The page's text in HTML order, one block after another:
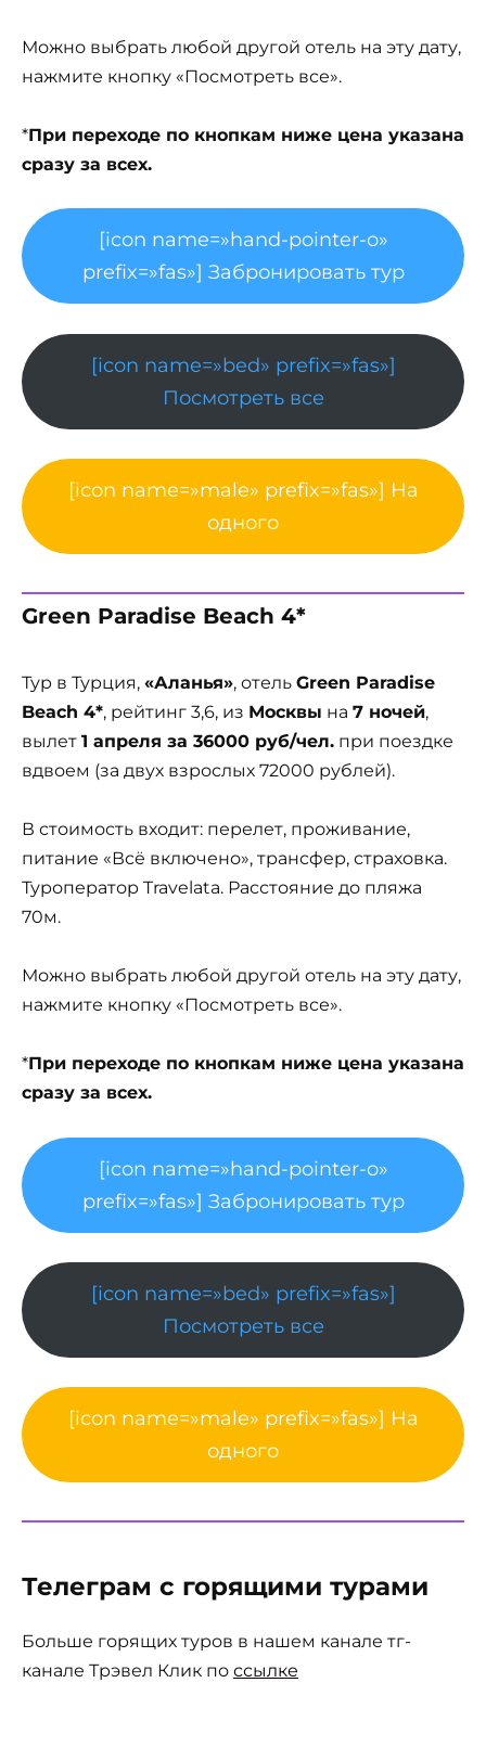
Можно выбрать любой другой отель на эту дату,
нажмите кнопку «Посмотреть все».
*При переходе по кнопкам ниже цена указана
сразу за всех.
[icon name=»hand-pointer-o»
prefix=»fas»] Забронировать тур
[icon name=»bed» prefix=»fas»]
Посмотреть все
[icon name=»male» prefix=»fas»] На
одного
Green Paradise Beach 4*
Тур в Турция, «Аланья», отель Green Paradise
Beach 4*, рейтинг 3,6, из Москвы на 7 ночей,
вылет 1 апреля за 36000 руб/чел. при поездке
вдвоем (за двух взрослых 72000 рублей).
В стоимость входит: перелет, проживание,
питание «Всё включено», трансфер, страховка.
Туроператор Travelata. Расстояние до пляжа
70м.
Можно выбрать любой другой отель на эту дату,
нажмите кнопку «Посмотреть все».
*При переходе по кнопкам ниже цена указана
сразу за всех.
[icon name=»hand-pointer-o»
prefix=»fas»] Забронировать тур
[icon name=»bed» prefix=»fas»]
Посмотреть все
[icon name=»male» prefix=»fas»] На
одного
Телеграм с горящими турами
Больше горящих туров в нашем канале тг-
канале Трэвел Клик по ссылке